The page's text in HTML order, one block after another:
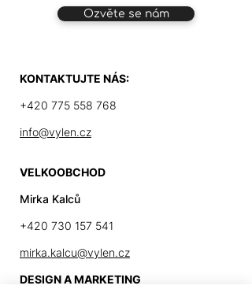
Ozvěte se nám
KONTAKTUJTE NÁS:
+420 775 558 768
info@vylen.cz
VELKOOBCHOD
Mirka Kalců
+420 730 157 541
mirka.kalcu@vylen.cz
DESIGN A MARKETING